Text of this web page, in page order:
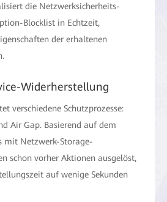
die Netzwerksicherheits-
Blocklist in Echtzeit,
der erhaltenen
Widerherstellung
verschiedene Schutzprozesse:
Air Gap. Basierend auf dem
mit Netzwerk-Storage-
schon vorher Aktionen ausgelöst,
auf wenige Sekunden